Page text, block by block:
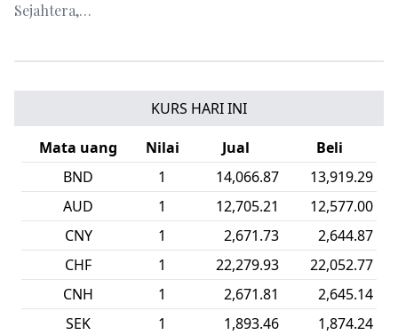
Sejahtera,…
KURS HARI INI
Mata uang
Nilai Jual
Beli
KWD
1 58,709.30
58,106.17
USD
1 18,026.69
17,847.31
EUR
1 20,801.00
20,592.23
MYR
1 4,405.35
4,357.25
LAK
1 0.80
0.79
GBP
1 24,281.95 24,033.19